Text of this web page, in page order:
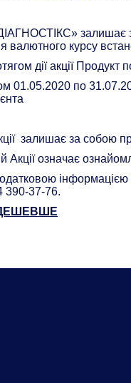
залишає
валютного курсу
дії акції Продукт
01.05.2020 по
залишає за собою
Акції означає
інформацією
390-37-76.